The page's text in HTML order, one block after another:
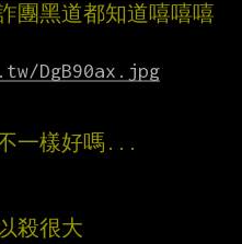
團黑道都知道嘻嘻嘻
DgB90ax.jpg
一樣好嗎...
殺很大